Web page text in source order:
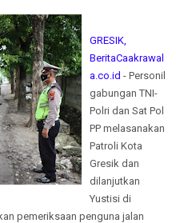
GRESIK,
BeritaCaakrawal
a.co.id - Personil
gabungan TNI-
Polri dan Sat Pol
PP melasanakan
Patroli Kota
Gresik dan
dilanjutkan
Yustisi di
pemeriksaan penguna jalan